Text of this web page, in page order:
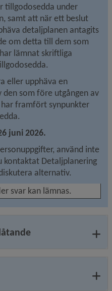
tillgodosedda under
samt att när ett beslut
detaljplanen antagits
om detta till dem som
lämnat skriftliga
eller upphäva en
som före utgången av
framfört synpunkter
juni 2026.
använd inte
kontaktat Detaljplanering
alternativ.
svar kan lämnas.